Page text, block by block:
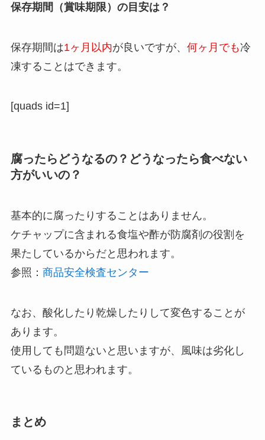
保存期間（賞味期限）の目安は？
保存期間は1ヶ月以内が良いですが、 何ヶ月でも冷
凍することはできます。
[quads id=1]
腐ったらどうなるの？どうなったら食べない
方がいいの？
基本的に腐ったりすることはありません。
ケチャップに含まれる食塩や酢が防腐剤の役割を
果たしているからだと思われます。
参照： 商品安全検査センター
なお、酸化したり乾燥したりして変色することが
あります。
使用しても問題ないと思いますが、風味は劣化し
ているものと思われます。
まとめ